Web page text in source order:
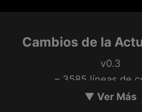
Cambios de la
v0.3
– 3585 líneas de
– 550 imágenes
▼ Ver Más